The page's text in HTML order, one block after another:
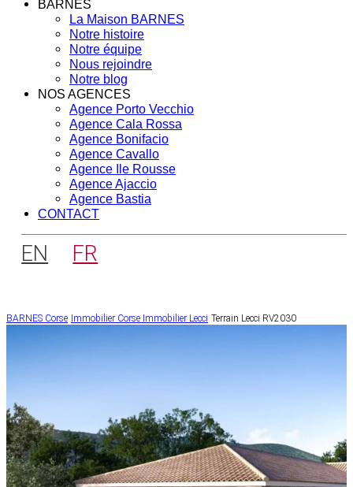
BARNES
La Maison BARNES
Notre histoire
Notre équipe
Nous rejoindre
Notre blog
NOS AGENCES
Agence Porto Vecchio
Agence Cala Rossa
Agence Bonifacio
Agence Cavallo
Agence Ile Rousse
Agence Ajaccio
Agence Bastia
CONTACT
EN FR
BARNES Corse Immobilier Corse Immobilier Lecci Terrain Lecci RV2030